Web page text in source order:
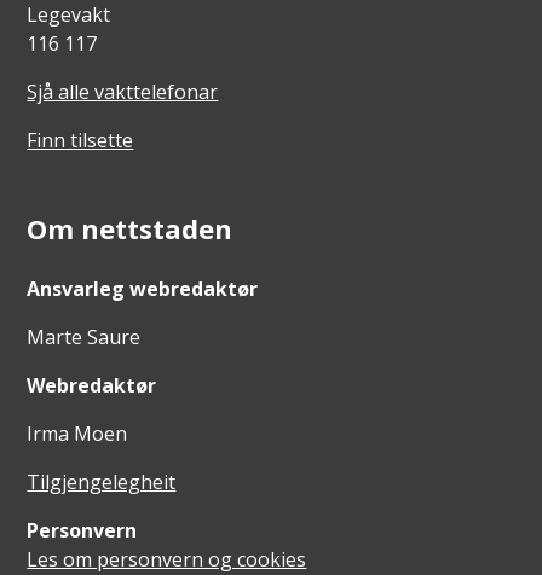
Legevakt
116 117
Sjå alle vakttelefonar
Finn tilsette
Om nettstaden
Ansvarleg webredaktør
Marte Saure
Webredaktør
Irma Moen
Tilgjengelegheit
Personvern
Les om personvern og cookies